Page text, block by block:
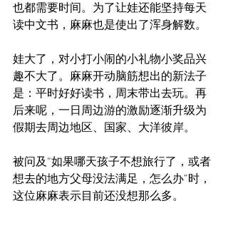
也都需要时间。为了让娃还能坚持每天
读中文书，麻麻也是使出了浑身解数。
娃大了，对小打小闹的小礼物小奖品兴
趣不大了。麻麻开动脑筋想出的新法子
是：平时好好读书，周末带出去玩。再
后来呢，一日周边游的激励逐渐升级为
假期去周边地区、国家、大洋彼岸。
被问及“如果哪天孩子不想旅行了，或者
想去的地方父母没法满足，怎么办”时，
这位麻麻表示目前还没想那么多。